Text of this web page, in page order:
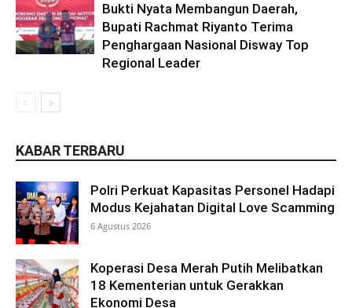
Bukti Nyata Membangun Daerah,
Bupati Rachmat Riyanto Terima
Penghargaan Nasional Disway Top
Regional Leader
KABAR TERBARU
Polri Perkuat Kapasitas Personel Hadapi
Modus Kejahatan Digital Love Scamming
6 Agustus 2026
Koperasi Desa Merah Putih Melibatkan
18 Kementerian untuk Gerakkan
Ekonomi Desa